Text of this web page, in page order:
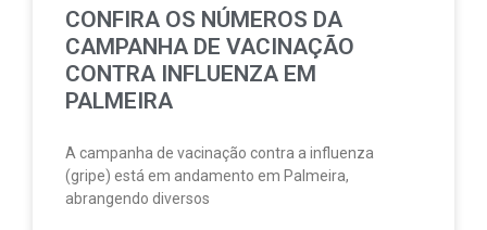
CONFIRA OS NÚMEROS DA
CAMPANHA DE VACINAÇÃO
CONTRA INFLUENZA EM
PALMEIRA
A campanha de vacinação contra a influenza
(gripe) está em andamento em Palmeira,
abrangendo diversos